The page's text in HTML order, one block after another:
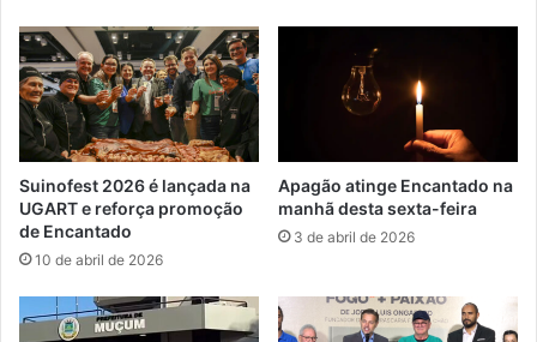
Suinofest 2026 é lançada na
UGART e reforça promoção
de Encantado
10 de abril de 2026
Apagão atinge Encantado na
manhã desta sexta-feira
3 de abril de 2026